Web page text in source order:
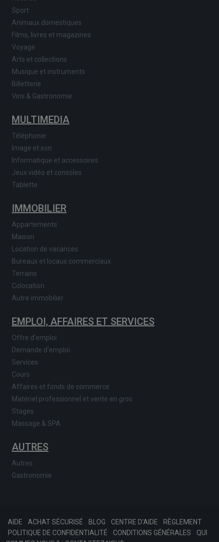
Sport
Animaux domestiques
Films, livres et magazines
Voyage
Arts et collections
Musique et instruments
Billetterie
Vins & Gastronomie
MULTIMEDIA
Téléphonie
Image et son
Informatique et accessoires
Jeux vidéo et consoles
Tablette
IMMOBILIER
Appartements
Maison
Location de vacances
Bureaux et locaux commerciaux
Terrains
Colocation
Autre immobilier
EMPLOI, AFFAIRES ET SERVICES
Offre d'emploi
Demande d'emploi
Services
Cours
Affaires et fonds de commerce
Matériel professionnel et vente en gros
Stages
Massage & SPA
AUTRES
Autres
Gastronomie
AIDE ACHAT SÉCURISÉ BLOG CENTRE D'AIDE
RÈGLEMENT
POLITIQUE DE CONFIDENTIALITÉ
CONDITIONS GÉNÉRALES
QUI